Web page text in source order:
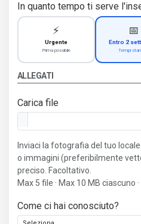
In quanto tempo ti serve
⚡
Urgente
Prima possibile
📅
Entro 2
Tempi
ALLEGATI
Carica file
Inviaci la fotografia del tuo
o immagini (preferibilmente
preciso. Facoltativo.
Max 5 file · Max 10 MB ciascuno
Come ci hai conosciuto?